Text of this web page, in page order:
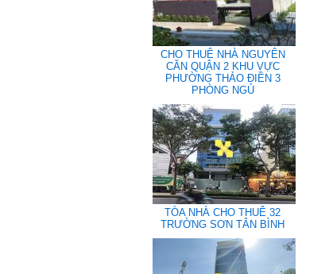
CHO THUÊ NHÀ NGUYÊN
CĂN QUẬN 2 KHU VỰC
PHƯỜNG THẢO ĐIỀN 3
PHÒNG NGỦ
TÒA NHÀ CHO THUÊ 32
TRƯỜNG SƠN TÂN BÌNH